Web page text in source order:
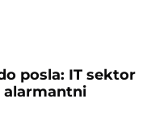
posla: IT sektor
alarmantni